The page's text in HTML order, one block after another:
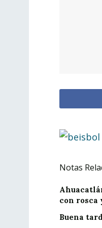
Notas
con rosca
Buena